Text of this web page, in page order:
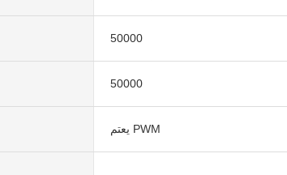
50000
50000
يعتم PWM